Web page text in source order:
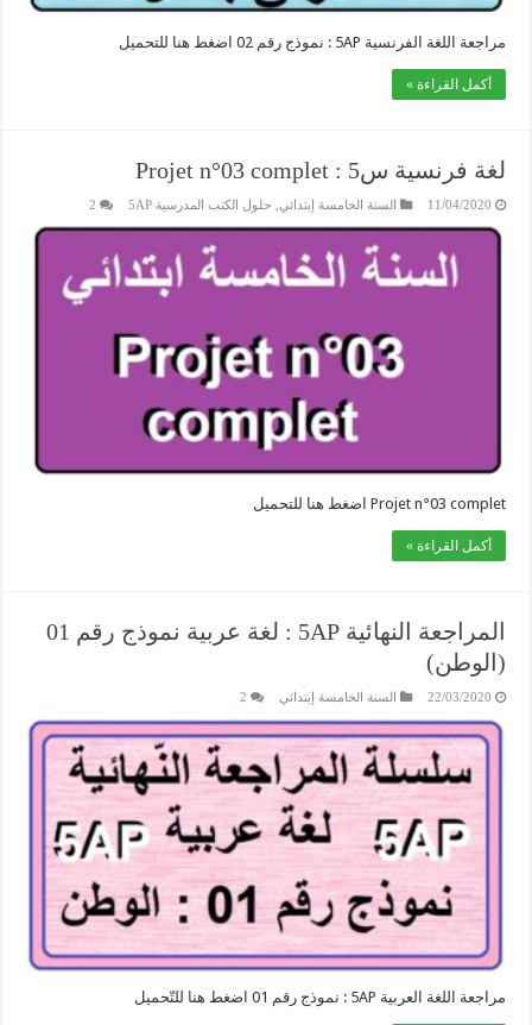
مراجعة اللغة الفرنسية 5AP : نموذج رقم 02 اضغط هنا للتحميل
أكمل القراءة »
لغة فرنسية س5 : Projet n°03 complet
11/04/2020 السنة الخامسة إبتدائي حلول الكتب المدرسية 5AP 2
Projet n°03 complet اضغط هنا للتحميل
أكمل القراءة »
المراجعة النهائية 5AP : لغة عربية نموذج رقم 01
(الوطن)
22/03/2020 السنة الخامسة إبتدائي 2
مراجعة اللغة العربية 5AP : نموذج رقم 01 اضغط هنا للتّحميل